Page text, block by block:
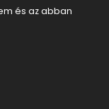
és az abban